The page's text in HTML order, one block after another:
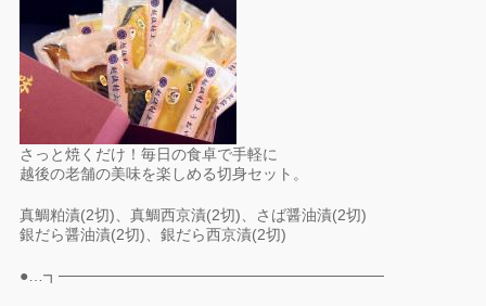
さっと焼くだけ！毎日の食卓で手軽に
越後の老舗の美味を楽しめる切身セット。
真鯛粕漬(2切)、真鯛西京漬(2切)、さば醤油漬(2切)
銀だら醤油漬(2切)、銀だら西京漬(2切)
●…┓──────────────────────────────